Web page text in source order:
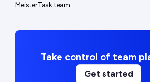
MeisterTask team.
Take control of team
Get started